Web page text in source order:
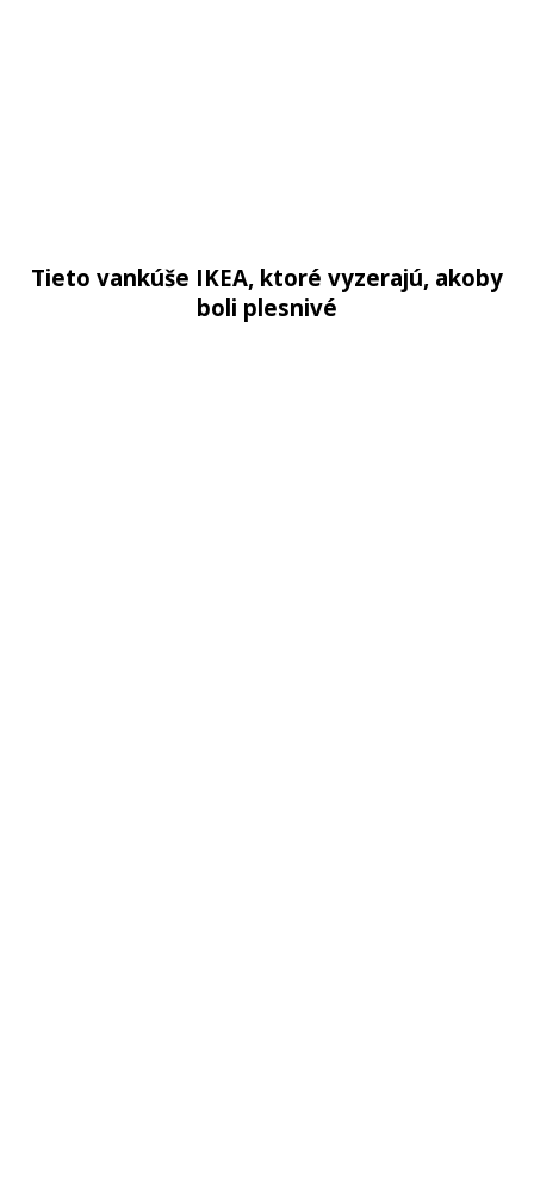
Tieto vankúše IKEA, ktoré vyzerajú, akoby
boli plesnivé